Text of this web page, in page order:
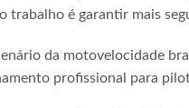
trabalho é garantir mais
da motovelocidade
profissional para